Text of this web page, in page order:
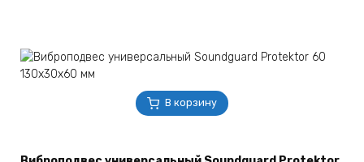
В корзину